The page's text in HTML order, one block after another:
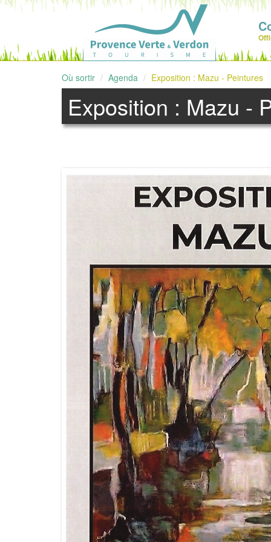
Où sortir Agenda Exposition : Mazu - Peintures
Exposition : Mazu -